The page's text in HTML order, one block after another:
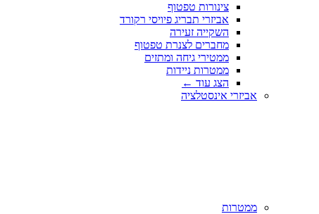
צינורות טפטוף
אביזרי תבריג פיויסי רקורד
השקייה זעירה
מחברים לצנרת טפטוף
ממטירי גיחה ומתזים
ממטרות ניידות
הצג עוד ←
אביזרי אינסטלציה
ממטרות